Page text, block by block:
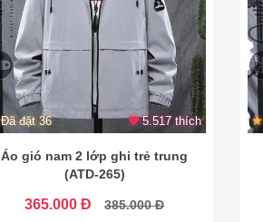
Đã đặt 36 5.517 thích
Áo gió nam 2 lớp ghi trẻ trung
(ATD-265)
365.000 Đ 385.000 Đ